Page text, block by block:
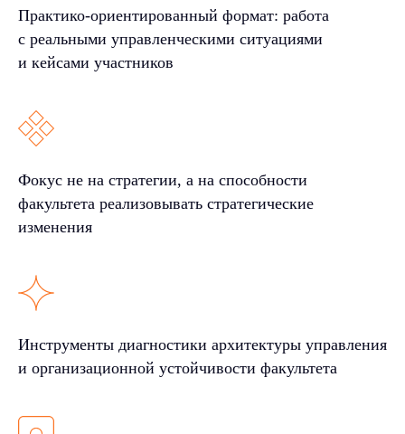
Практико-ориентированный формат: работа
с реальными управленческими ситуациями
и кейсами участников
Фокус не на стратегии, а на способности
факультета реализовывать стратегические
изменения
Инструменты диагностики архитектуры управления
и организационной устойчивости факультета